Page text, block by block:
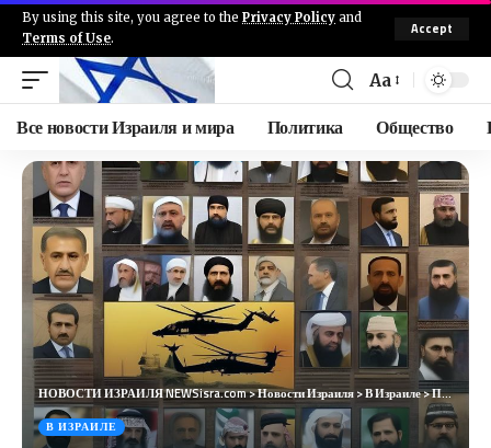
By using this site, you agree to the Privacy Policy and
Terms of Use.
Accept
Aa
Все новости Израиля и мира Политика Общество
НОВОСТИ ИЗРАИЛЯ NEWSisra.com>Новости Израиля>В Израиле>Прогноз «МК В Израиле» о новом лидере ХАМАС оказался абсолютно точным
В ИЗРАИЛЕ